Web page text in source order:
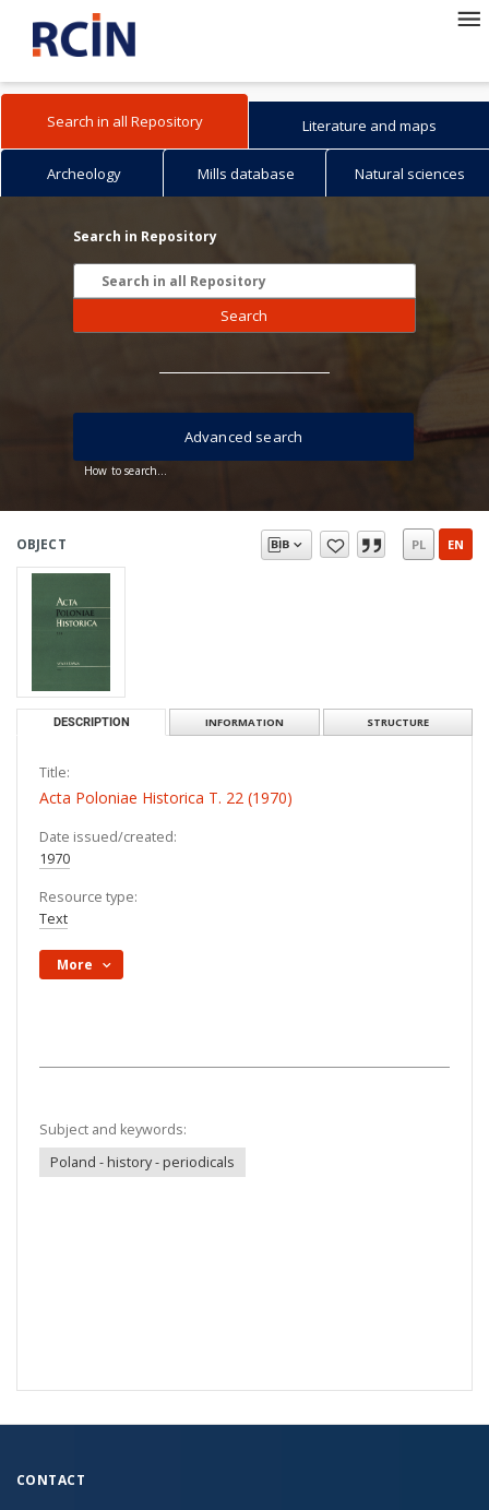
Search in all Repository Literature and maps
Archeology Mills database Natural sciences
Search in Repository
Search
How to search...
Advanced search
OBJECT PL EN
DESCRIPTION INFORMATION STRUCTURE
Title:
Acta Poloniae Historica T. 22 (1970)
Date issued/created:
1970
Resource type:
Text
More
Subject and keywords:
Poland - history - periodicals
CONTACT